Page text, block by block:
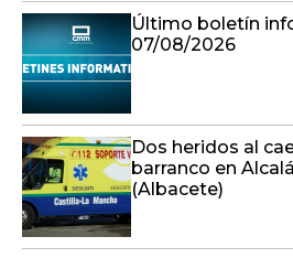
Último boletín
07/08/2026
Dos heridos al
barranco en
(Albacete)